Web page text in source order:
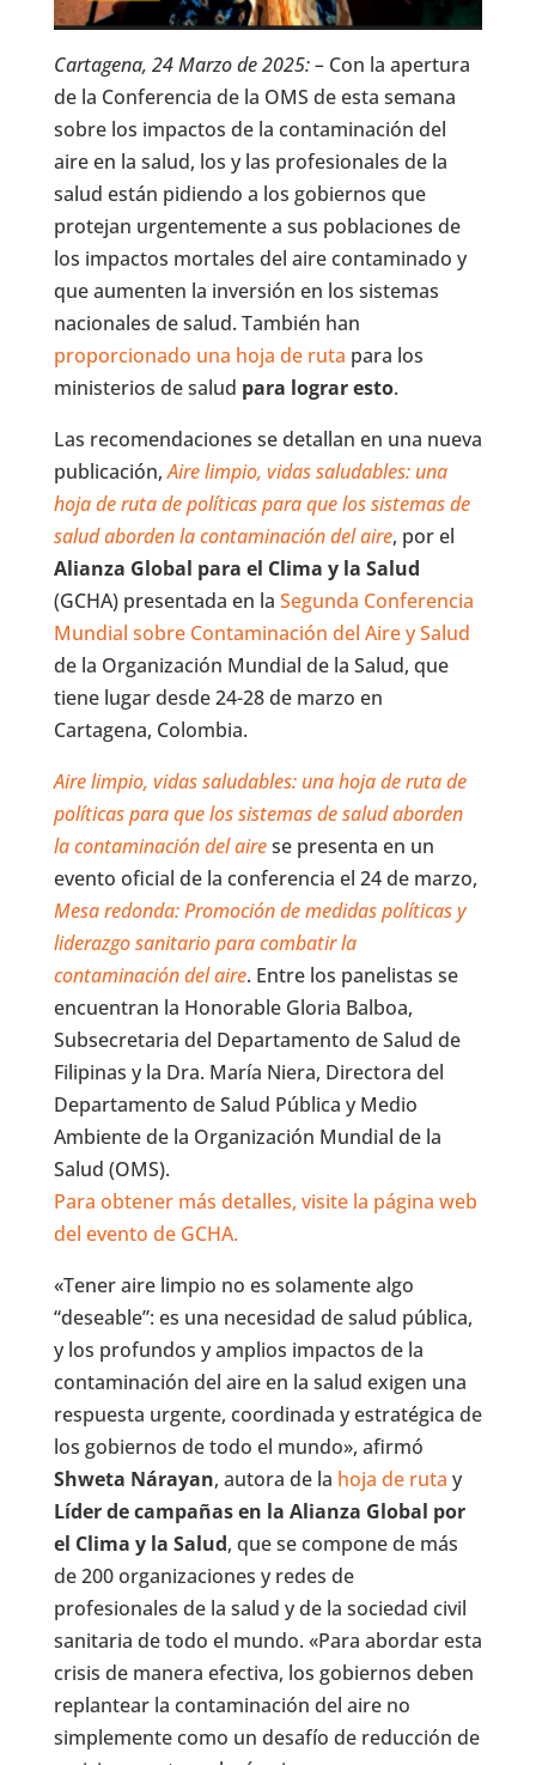
Cartagena, 24 Marzo de 2025: – Con la apertura
de la Conferencia de la OMS de esta semana
sobre los impactos de la contaminación del
aire en la salud, los y las profesionales de la
salud están pidiendo a los gobiernos que
protejan urgentemente a sus poblaciones de
los impactos mortales del aire contaminado y
que aumenten la inversión en los sistemas
nacionales de salud. También han
proporcionado una hoja de ruta para los
ministerios de salud para lograr esto.
Las recomendaciones se detallan en una nueva
publicación,Aire limpio, vidas saludables: una
hoja de ruta de políticas para que los sistemas de
salud aborden la contaminación del aire, por el
Alianza Global para el Clima y la Salud
(GCHA) presentada en la Segunda Conferencia
Mundial sobre Contaminación del Aire y Salud
de la Organización Mundial de la Salud, que
tiene lugar desde 24-28 de marzo en
Cartagena, Colombia.
Aire limpio, vidas saludables: una hoja de ruta de
políticas para que los sistemas de salud aborden
la contaminación del airese presenta en un
evento oficial de la conferencia el 24 de marzo,
Mesa redonda: Promoción de medidas políticas y
liderazgo sanitario para combatir la
contaminación del aire. Entre los panelistas se
encuentran la Honorable Gloria Balboa,
Subsecretaria del Departamento de Salud de
Filipinas y la Dra. María Niera, Directora del
Departamento de Salud Pública y Medio
Ambiente de la Organización Mundial de la
Salud (OMS).
Para obtener más detalles, visite la página web
del evento de GCHA.
«Tener aire limpio no es solamente algo
“deseable”: es una necesidad de salud pública,
y los profundos y amplios impactos de la
contaminación del aire en la salud exigen una
respuesta urgente, coordinada y estratégica de
los gobiernos de todo el mundo», afirmó
Shweta Nárayan, autora de la hoja de ruta y
Líder de campañas en la Alianza Global por
el Clima y la Salud, que se compone de más
de 200 organizaciones y redes de
profesionales de la salud y de la sociedad civil
sanitaria de todo el mundo. «Para abordar esta
crisis de manera efectiva, los gobiernos deben
replantear la contaminación del aire no
simplemente como un desafío de reducción de